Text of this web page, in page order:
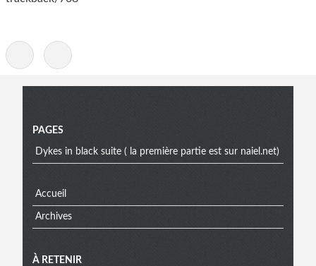
Menu
PAGES
Dykes in black suite ( la première partie est sur naiel.net)
Accueil
Archives
À RETENIR